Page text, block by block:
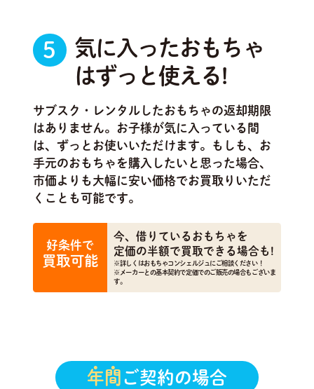
5
気に入ったおもちゃ
はずっと使える!
サブスク・レンタルしたおもちゃの返却期限
はありません。お子様が気に入っている間
は、ずっとお使いいただけます。もしも、お
手元のおもちゃを購入したいと思った場合、
市価よりも大幅に安い価格でお買取りいただ
くことも可能です。
好条件で
買取可能
今、借りているおもちゃを
定価の半額で買取できる場合も!
※詳しくはおもちゃコンシェルジュにご相談ください！
※メーカーとの基本契約で定価でのご販売の場合もございま
す。
年間 ご契約の場合